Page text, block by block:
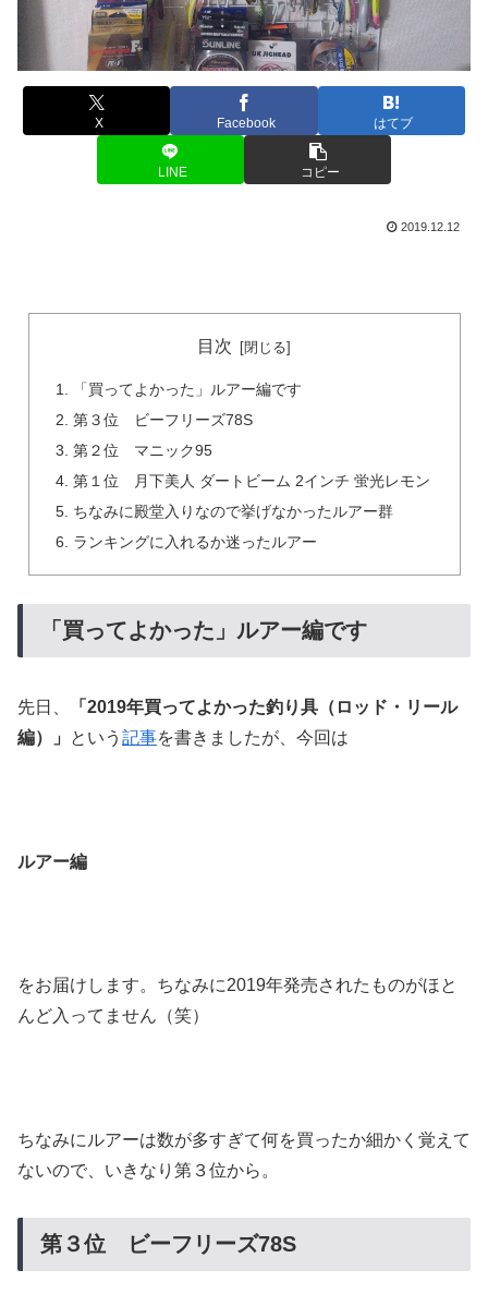
X Facebook はてブ
LINE コピー
2019.12.12
目次
「買ってよかった」ルアー編です
第３位 ビーフリーズ78S
第２位 マニック95
第１位 月下美人 ダートビーム 2インチ 蛍光レモン
ちなみに殿堂入りなので挙げなかったルアー群
ランキングに入れるか迷ったルアー
「買ってよかった」ルアー編です
先日、
「2019年買ってよかった釣り具（ロッド・リール
編）」
という 記事を書きましたが、今回は
ルアー編
をお届けします。ちなみに2019年発売されたものがほと
んど入ってません（笑）
ちなみにルアーは数が多すぎて何を買ったか細かく覚えて
ないので、いきなり第３位から。
第３位 ビーフリーズ78S